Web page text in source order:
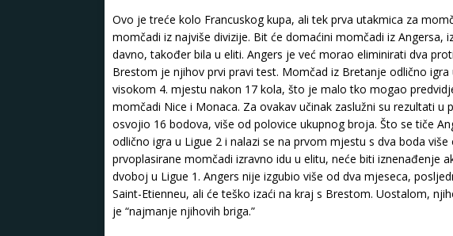
Ovo je treće kolo Francuskog kupa, ali tek prva utakmica za
momčadi iz najviše divizije. Bit će domaćini momčadi iz Angersa,
davno, također bila u eliti. Angers je već morao eliminirati dva
Brestom je njihov prvi pravi test. Momčad iz Bretanje odlično igra
visokom 4. mjestu nakon 17 kola, što je malo tko mogao
momčadi Nice i Monaca. Za ovakav učinak zaslužni su rezultati
osvojio 16 bodova, više od polovice ukupnog broja. Što se tiče
odlično igra u Ligue 2 i nalazi se na prvom mjestu s dva boda
prvoplasirane momčadi izravno idu u elitu, neće biti iznenađenje
dvoboj u Ligue 1. Angers nije izgubio više od dva mjeseca,
Saint-Etienneu, ali će teško izaći na kraj s Brestom. Uostalom,
je “najmanje njihovih briga.”